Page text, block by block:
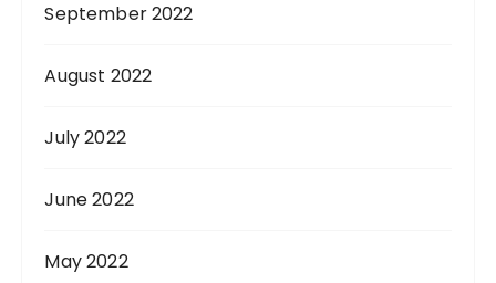
September 2022
August 2022
July 2022
June 2022
May 2022